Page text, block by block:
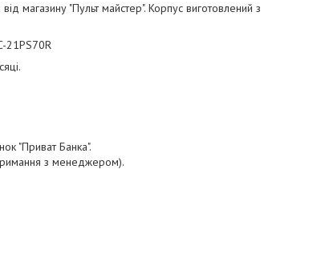
від магазину "Пульт майстер". Корпус виготовлений з
21PS70R
"Приват Банка".
з менеджером).